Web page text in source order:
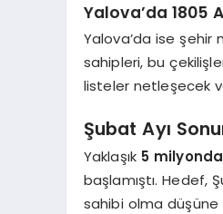
Yalova’da 1805
Yalova’da ise
sahipleri, bu
listeler netleşecek
Şubat Ayı
Yaklaşık 5
başlamıştı. Hedef,
sahibi olma düşüne